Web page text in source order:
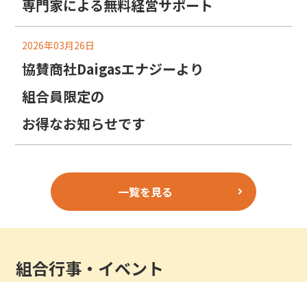
専門家による無料経営サポート
2026年03月26日
協賛商社Daigasエナジーより
組合員限定の
お得なお知らせです
一覧を見る
組合行事・イベント